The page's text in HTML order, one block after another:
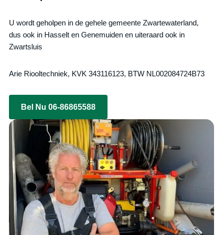
U wordt geholpen in de gehele gemeente Zwartewaterland,
dus ook in Hasselt en Genemuiden en uiteraard ook in
Zwartsluis
Arie Riooltechniek, KVK 343116123, BTW NL002084724B73
Bel Nu 06-86865588